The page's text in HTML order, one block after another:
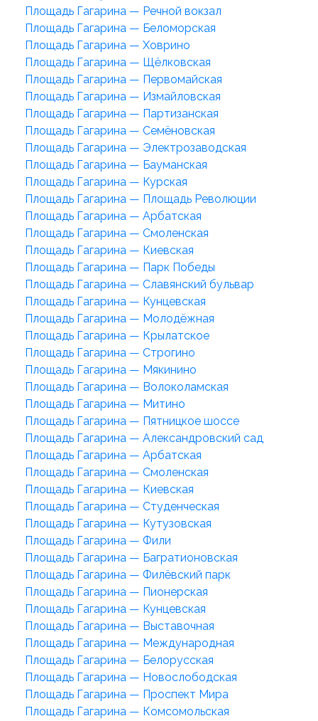
Площадь Гагарина — Речной вокзал
Площадь Гагарина — Беломорская
Площадь Гагарина — Ховрино
Площадь Гагарина — Щёлковская
Площадь Гагарина — Первомайская
Площадь Гагарина — Измайловская
Площадь Гагарина — Партизанская
Площадь Гагарина — Семёновская
Площадь Гагарина — Электрозаводская
Площадь Гагарина — Бауманская
Площадь Гагарина — Курская
Площадь Гагарина — Площадь Революции
Площадь Гагарина — Арбатская
Площадь Гагарина — Смоленская
Площадь Гагарина — Киевская
Площадь Гагарина — Парк Победы
Площадь Гагарина — Славянский бульвар
Площадь Гагарина — Кунцевская
Площадь Гагарина — Молодёжная
Площадь Гагарина — Крылатское
Площадь Гагарина — Строгино
Площадь Гагарина — Мякинино
Площадь Гагарина — Волоколамская
Площадь Гагарина — Митино
Площадь Гагарина — Пятницкое шоссе
Площадь Гагарина — Александровский сад
Площадь Гагарина — Арбатская
Площадь Гагарина — Смоленская
Площадь Гагарина — Киевская
Площадь Гагарина — Студенческая
Площадь Гагарина — Кутузовская
Площадь Гагарина — Фили
Площадь Гагарина — Багратионовская
Площадь Гагарина — Филёвский парк
Площадь Гагарина — Пионерская
Площадь Гагарина — Кунцевская
Площадь Гагарина — Выставочная
Площадь Гагарина — Международная
Площадь Гагарина — Белорусская
Площадь Гагарина — Новослободская
Площадь Гагарина — Проспект Мира
Площадь Гагарина — Комсомольская